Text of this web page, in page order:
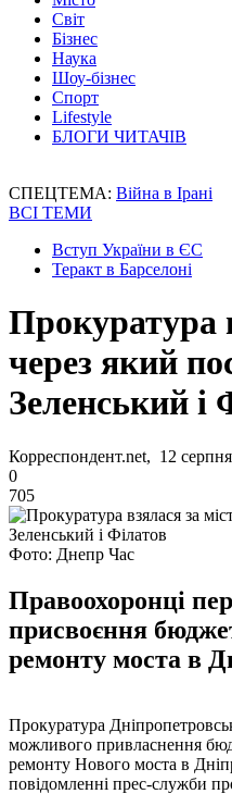
Світ
Бізнес
Наука
Шоу-бізнес
Спорт
Lifestyle
БЛОГИ ЧИТАЧІВ
СПЕЦТЕМА: Війна в Ірані
ВСІ ТЕМИ
Вступ України в ЄС
Теракт в Барселоні
Прокуратура
через який
Зеленський і
Корреспондент.net, 12
0
705
Фото: Днепр Час
Правоохоронці
присвоєння
ремонту моста в
Прокуратура
можливого привласнення
ремонту Нового моста в
повідомленні прес-служби